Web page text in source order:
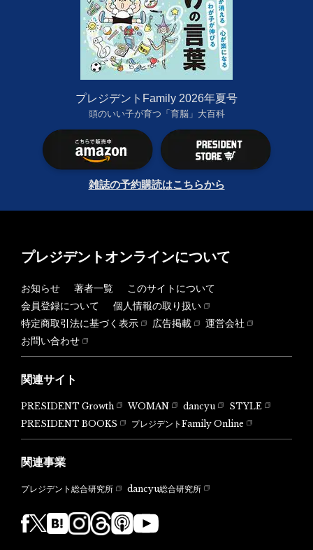
プレジデントFamily 2026年夏号
頭のいい子が育つ「育脳」大百科
雑誌の予約購読はこちらから
プレジデントオンラインについて
お知らせ 著者一覧
このサイトについて
会員登録について
個人情報の取り扱い
特定商取引法に基づく表示
広告掲載
運営会社
お問い合わせ
関連サイト
PRESIDENT Growth WOMAN dancyu
STYLE
PRESIDENT BOOKS
プレジデントFamily Online
関連事業
プレジデント総合研究所 dancyu総合研究所